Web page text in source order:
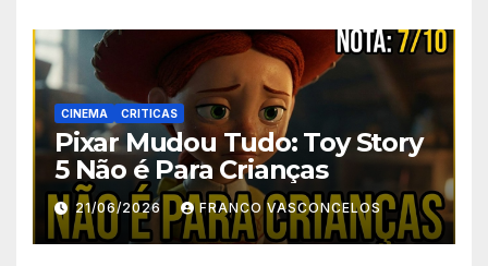
CINEMA CRITICAS
Pixar Mudou Tudo: Toy Story
5 Não é Para Crianças
21/06/2026 FRANCO VASCONCELOS